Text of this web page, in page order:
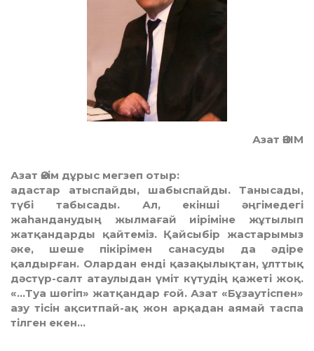
Азат ӘКІМ
Азат Әкім дұрыс мегзеп отыр:
адастар атыспайды, шабыспайды. Танысады,
түбі табысады. Ал, екінші әңгімедегі
жаһанданудың жылмағай иіріміне жұтылып
жатқандарды қайтеміз. Қайсыбір жастарымыз
әке, шеше пікірімен санасуды да әдіре
қалдырған. Олардан енді қазақылықтан, ұлттық
дәстүр-салт атаулыдан үміт күтудің қажеті жоқ.
«…Туа шөгіп» жатқандар ғой. Азат «Бұзаутіспен»
азу тісін ақситпай-ақ жон арқадан аямай таспа
тілген екен…